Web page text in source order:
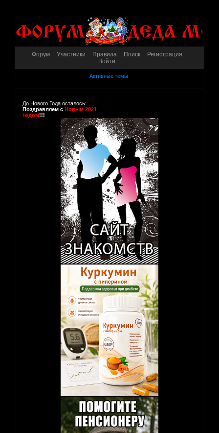
Форум Участники Правила Поиск
Регистрация
Войти
Активные темы
До Нового Года осталось:
Поздравляем с Новым 2021
годом!!!